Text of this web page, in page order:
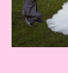
Галерея
Гостевая